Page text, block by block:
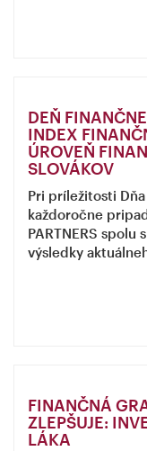
DEŇ
INDEX
ÚROVEŇ
SLOVÁKOV
Pri príležitosti
každoročne
PARTNERS
výsledky
FINANČNÁ
ZLEPŠUJE:
LÁKA